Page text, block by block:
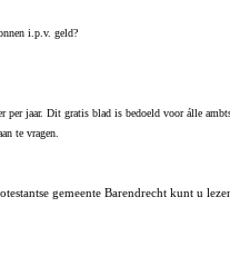
i.p.v. geld?
per jaar. Dit gratis blad is bedoeld voor álle
te vragen.
gemeente Barendrecht kunt u